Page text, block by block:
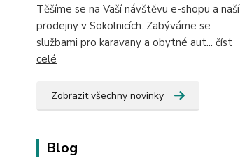
Těšíme se na Vaší návštěvu e-shopu a naší
prodejny v Sokolnicích. Zabýváme se
službami pro karavany a obytné aut... číst
celé
Zobrazit všechny novinky
Blog